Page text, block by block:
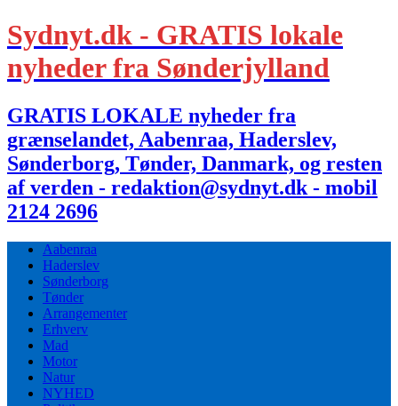
Sydnyt.dk - GRATIS lokale
nyheder fra Sønderjylland
GRATIS LOKALE nyheder fra
grænselandet, Aabenraa, Haderslev,
Sønderborg, Tønder, Danmark, og resten
af verden - redaktion@sydnyt.dk - mobil
2124 2696
Aabenraa
Haderslev
Sønderborg
Tønder
Arrangementer
Erhverv
Mad
Motor
Natur
NYHED